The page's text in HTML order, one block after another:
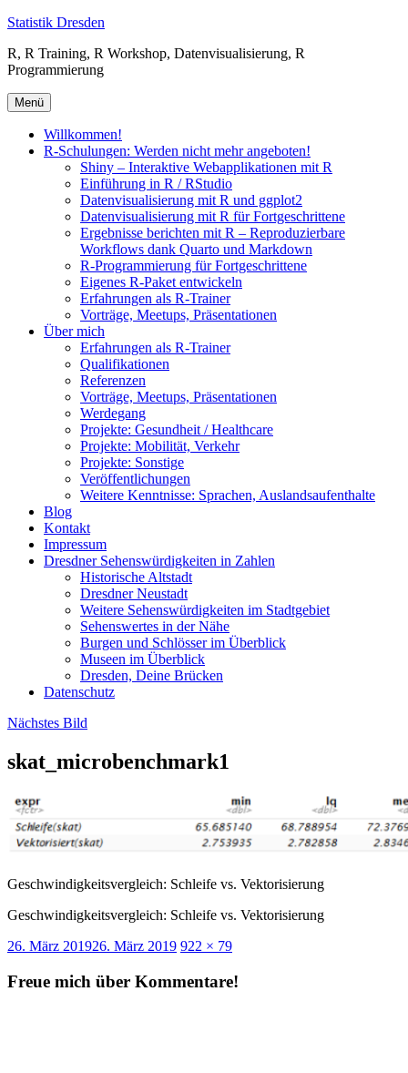
Zum
springen
Statistik Dresden
R, R Training, R Workshop, Datenvisualisierung, R
Programmierung
Menü
Willkommen!
R-Schulungen: Werden nicht mehr angeboten!
Shiny – Interaktive Webapplikationen mit R
Einführung in R / RStudio
Datenvisualisierung mit R und ggplot2
Datenvisualisierung mit R für Fortgeschrittene
Ergebnisse berichten mit R – Reproduzierbare
Workflows dank Quarto und Markdown
R-Programmierung für Fortgeschrittene
Eigenes R-Paket entwickeln
Erfahrungen als R-Trainer
Vorträge, Meetups, Präsentationen
Über mich
Erfahrungen als R-Trainer
Qualifikationen
Referenzen
Vorträge, Meetups, Präsentationen
Werdegang
Projekte: Gesundheit / Healthcare
Projekte: Mobilität, Verkehr
Projekte: Sonstige
Veröffentlichungen
Weitere Kenntnisse: Sprachen, Auslandsaufenthalte
Blog
Kontakt
Impressum
Dresdner Sehenswürdigkeiten in Zahlen
Historische Altstadt
Dresdner Neustadt
Weitere Sehenswürdigkeiten im Stadtgebiet
Sehenswertes in der Nähe
Burgen und Schlösser im Überblick
Museen im Überblick
Dresden, Deine Brücken
Datenschutz
Nächstes Bild
skat_microbenchmark1
Geschwindigkeitsvergleich: Schleife vs. Vektorisierung
Geschwindigkeitsvergleich: Schleife vs. Vektorisierung
Veröffentlicht
26. März 201926. März 2019 Originalgröße
922 × 79
Freue mich über Kommentare!